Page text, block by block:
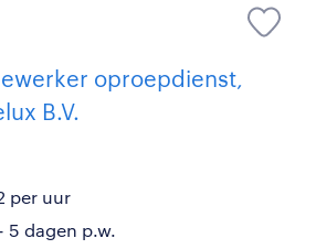
oproepdienst,
B.V.
per uur
5 dagen p.w.